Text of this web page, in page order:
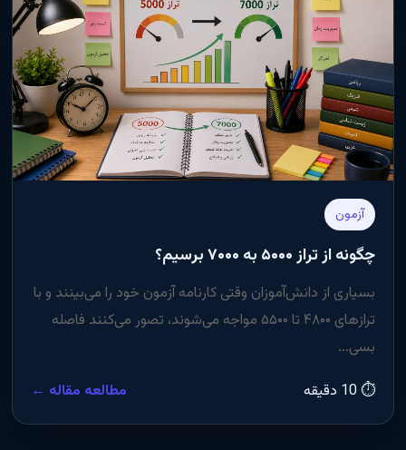
آزمون
چگونه از تراز ۵۰۰۰ به ۷۰۰۰ برسیم؟
بسیاری از دانش‌آموزان وقتی کارنامه آزمون خود را می‌بینند و با
ترازهای ۴۸۰۰ تا ۵۵۰۰ مواجه می‌شوند، تصور می‌کنند فاصله
بسی...
⏱ 10 دقیقه
مطالعه مقاله ←